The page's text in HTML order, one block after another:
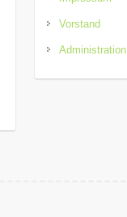
Vorstand
Administration